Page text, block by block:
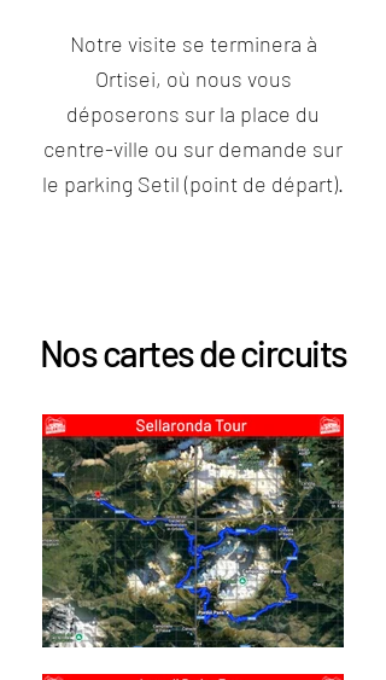
Notre visite se terminera à
Ortisei, où nous vous
déposerons sur la place du
centre-ville ou sur demande sur
le parking Setil (point de départ).
Nos cartes de circuits